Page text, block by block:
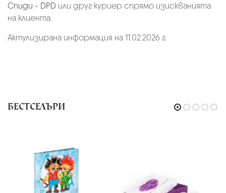
Спиди - DPD или друг куриер спрямо изискванията
на клиента.
Актулизирана информация на 11.02.2026 г.
БЕСТСЕЛЪРИ